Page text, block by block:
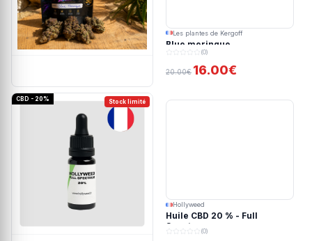
Les plantes de Kergoff
Blue meringue
(0)
20.00€ 16.00€
Stock limité
CBD - 20%
Hollyweed
Huile CBD 20 % - Full
Spectrum
(0)